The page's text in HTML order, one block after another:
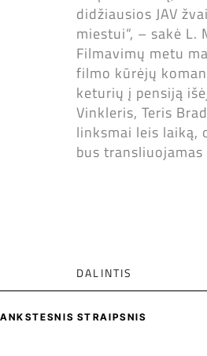
didžiausios JAV
miestui“, – sakė L.
Filmavimų metu
filmo kūrėjų
keturių į pensiją
Vinkleris, Teris
linksmai leis laiką,
bus
DALINTIS
ANKSTESNIS STRAIPSNIS